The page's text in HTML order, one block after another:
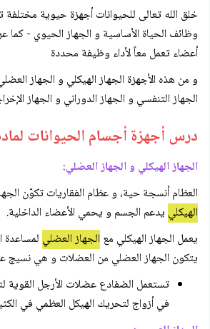
خلق الله تعالى للحيوانات أجهزة حيوية مختلفة
وظائف الحياة الأساسية و الجهاز الحيوي -
أعضاء تعمل معاً لأداء وظيفة محددة
و من هذه الأجهزة الجهاز الهيكلي و الجهاز
الجهاز التنفسي و الجهاز الدوراني و الجهاز
درس أجهزة أجسام الحيوانات
الجهاز الهيكلي و الجهاز العضلي:
العظام أنسجة حية، و عظام الفقاريات تكوّن
الهيكلي يدعم الجسم و يحمي الأعضاء الداخلية.
يعمل الجهاز الهيكلي مع الجهاز العضلي لمساعدة
يتكون الجهاز العضلي من العضلات و هي نسيج
تستعمل الضفادع عضلات الأرجل القوية
في أزواج لتحريك الهيكل العظمي في